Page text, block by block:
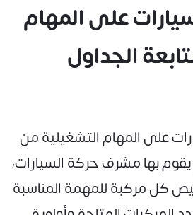
على المهام
الجداول
على المهام التشغيلية من
يقوم بها مشرف حركة السيارات،
مركبة للمهمة المناسبة